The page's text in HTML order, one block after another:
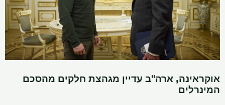
אוקראינה, ארה"ב עדיין מגהצת חלקים מהסכם
המינרלים